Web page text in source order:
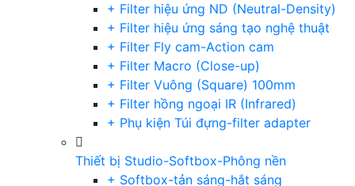
+ Filter hiệu ứng ND (Neutral-Density)
+ Filter hiệu ứng sáng tạo nghệ thuật
+ Filter Fly cam-Action cam
+ Filter Macro (Close-up)
+ Filter Vuông (Square) 100mm
+ Filter hồng ngoại IR (Infrared)
+ Phụ kiện Túi đựng-filter adapter
Thiết bị Studio-Softbox-Phông nền
+ Softbox-tản sáng-hắt sáng